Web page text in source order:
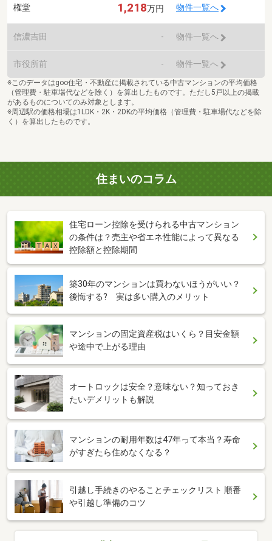
権堂 1,218万円 物件一覧へ
信濃吉田 - 物件一覧へ
市役所前 - 物件一覧へ
※このデータはgoo住宅・不動産に掲載されている中古マンションの平均価格
（管理費・駐車場代などを除く）を算出したものです。ただし5戸以上の掲載
があるものについてのみ対象とします。
※周辺駅の価格相場は1LDK・2K・2DKの平均価格（管理費・駐車場代などを除
く）を算出したものです。
住まいのコラム
住宅ローン控除を受けられる中古マンション
の条件は？売主や省エネ性能によって異なる
控除額と控除期間
築30年のマンションは買わないほうがいい？
後悔する? 実は多い購入のメリット
マンションの固定資産税はいくら？目安金額
や途中で上がる理由
オートロックは安全？意味ない？知っておき
たいデメリットも解説
マンションの耐用年数は47年って本当？寿命
がすぎたら住めなくなる？
引越し手続きのやることチェックリスト 順番
や引越し準備のコツ